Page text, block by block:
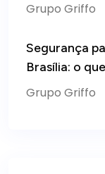
Grupo Griffo
Segurança
Brasília: o
Grupo Griffo